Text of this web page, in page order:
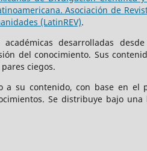
Asociación de
(LatinREV).
desarrolladas
del conocimiento. Sus
ciegos.
a su contenido, con base en
Se distribuye bajo una